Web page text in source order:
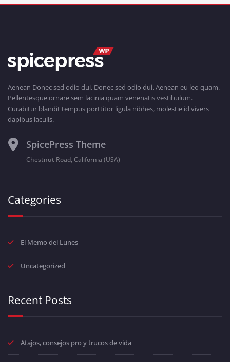
Aenean Donec sed odio dui. Donec sed odio dui. Aenean eu leo quam.
Pellentesque ornare sem lacinia quam venenatis vestibulum.
Curabitur blandit tempus porttitor ligula nibhes, molestie id vivers
dapibus iaculis.
SpicePress Theme
Chestnut Road, California (USA)
Categories
El Memo del Lunes
Uncategorized
Recent Posts
Atajos, consejos pro y trucos de vida